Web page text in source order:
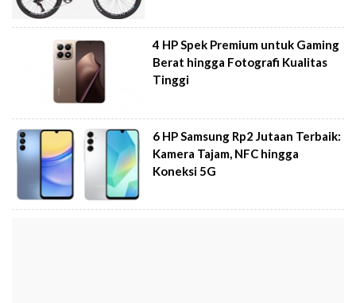
4 HP Spek Premium untuk Gaming
Berat hingga Fotografi Kualitas
Tinggi
6 HP Samsung Rp2 Jutaan Terbaik:
Kamera Tajam, NFC hingga
Koneksi 5G